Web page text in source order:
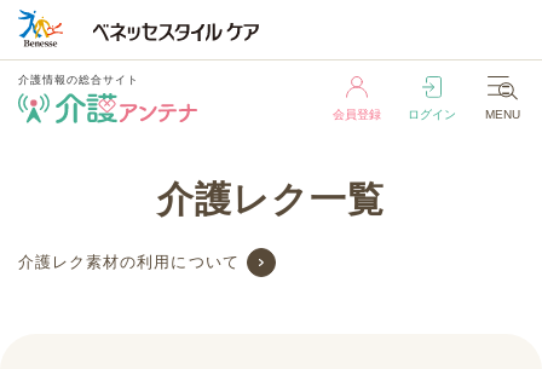
介護情報の総合サイト
会員登録 ログイン MENU
会員登録
介護レク一覧
介護レク素材の利用について